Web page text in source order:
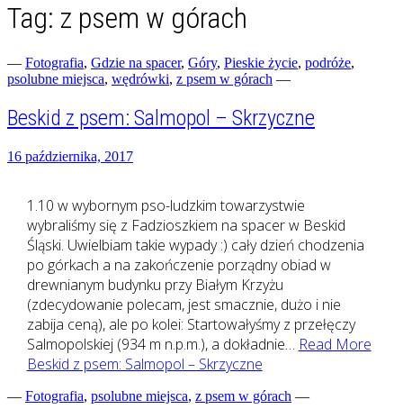
zgranestado.pl
Fotograficzne zapiski dnia codziennego
Tag: z psem w górach
— Fotografia, Gdzie na spacer, Góry, Pieskie życie, podróże,
psolubne miejsca, wędrówki, z psem w górach —
Beskid z psem: Salmopol – Skrzyczne
16 października, 2017
1.10 w wybornym pso-ludzkim towarzystwie
wybraliśmy się z Fadzioszkiem na spacer w Beskid
Śląski. Uwielbiam takie wypady :) cały dzień chodzenia
po górkach a na zakończenie porządny obiad w
drewnianym budynku przy Białym Krzyżu
(zdecydowanie polecam, jest smacznie, dużo i nie
zabija ceną), ale po kolei: Startowałyśmy z przełęczy
Salmopolskiej (934 m n.p.m.), a dokładnie… Read More
Beskid z psem: Salmopol – Skrzyczne
— Fotografia, psolubne miejsca, z psem w górach —